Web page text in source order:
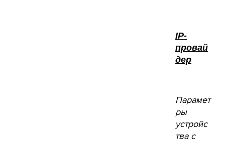
IP-
провай
дер
Парамет
ры
устройс
тва с